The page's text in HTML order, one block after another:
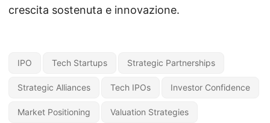
crescita sostenuta e innovazione.
IPO Tech Startups Strategic Partnerships
Strategic Alliances Tech IPOs Investor Confidence
Market Positioning Valuation Strategies